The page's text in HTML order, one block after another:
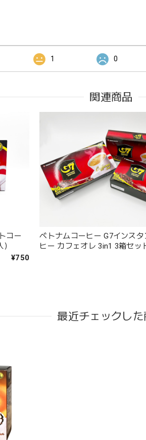
1 0
関連商品
コー
¥750
ベトナムコーヒー G7インス
ヒー カフェオレ 3in1 3箱セッ
最近チェックし